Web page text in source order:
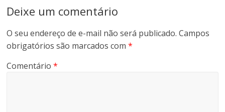
Deixe um comentário
O seu endereço de e-mail não será publicado. Campos
obrigatórios são marcados com*
Comentário*